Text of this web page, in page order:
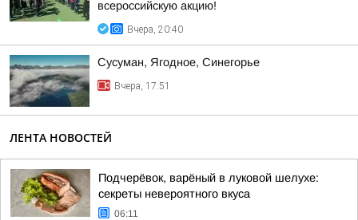
всероссийскую акцию!
Вчера, 20:40
Сусуман, Ягодное, Синегорье
Вчера, 17:51
ЛЕНТА НОВОСТЕЙ
Подчерёвок, варёный в луковой шелухе:
секреты невероятного вкуса
06:11